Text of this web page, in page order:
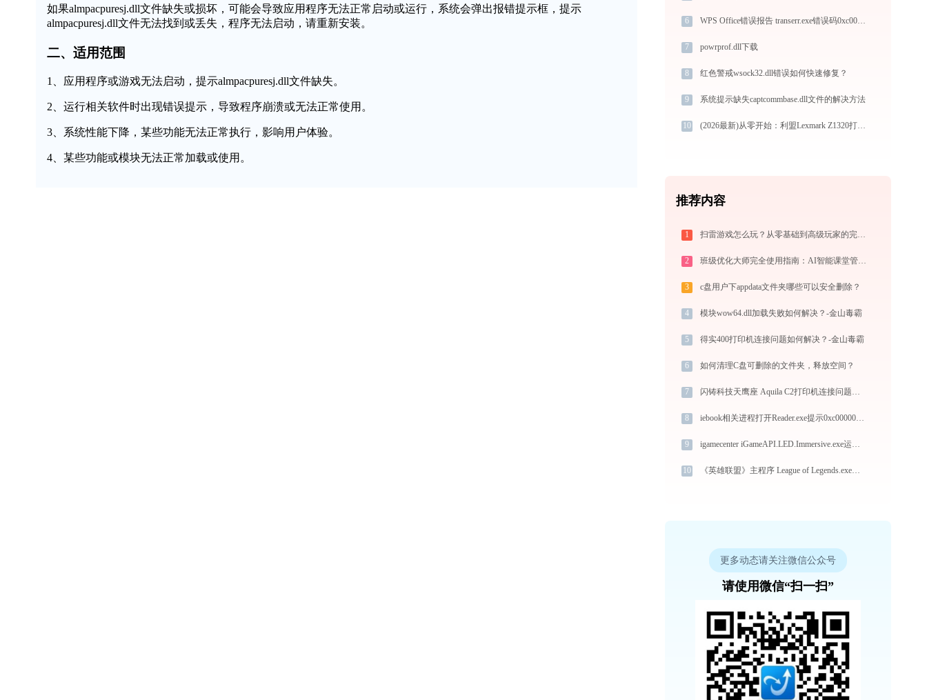
如果almpacpuresj.dll文件缺失或损坏，可能会导致应用程序无法正常启动或运行，系统会弹出报错提示框，提示
almpacpuresj.dll文件无法找到或丢失，程序无法启动，请重新安装。
二、适用范围
1、应用程序或游戏无法启动，提示almpacpuresj.dll文件缺失。
2、运行相关软件时出现错误提示，导致程序崩溃或无法正常使用。
3、系统性能下降，某些功能无法正常执行，影响用户体验。
4、某些功能或模块无法正常加载或使用。
6 WPS Office错误报告 transerr.exe错误码0xc000000d处理办法
7 powrprof.dll下载
8 红色警戒wsock32.dll错误如何快速修复？
9 系统提示缺失captcommbase.dll文件的解决方法
10 (2026最新)从零开始：利盟Lexmark Z1320打印机驱动的下载及安装流程
推荐内容
1 扫雷游戏怎么玩？从零基础到高级玩家的完全攻略（附必胜技巧）
2 班级优化大师完全使用指南：AI智能课堂管理的注册、实操与效率提升全攻略（2026最新）
3 c盘用户下appdata文件夹哪些可以安全删除？
4 模块wow64.dll加载失败如何解决？-金山毒霸
5 得实400打印机连接问题如何解决？-金山毒霸
6 如何清理C盘可删除的文件夹，释放空间？
7 闪铸科技天鹰座 Aquila C2打印机连接问题？-金山毒霸
8 iebook相关进程打开Reader.exe提示0xc0000017错误码怎么办
9 igamecenter iGameAPI.LED.Immersive.exe运行错误提示0xc0000005的解决办法
10 《英雄联盟》主程序 League of Legends.exe加载msvcr100.dll文件丢失处理办法
更多动态请关注微信公众号
请使用微信“扫一扫”